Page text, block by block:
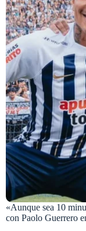
«Aunque sea 10
con Paolo Guerrero